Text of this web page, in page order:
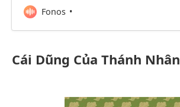
Fonos
Cái Dũng Của Thánh Nhân